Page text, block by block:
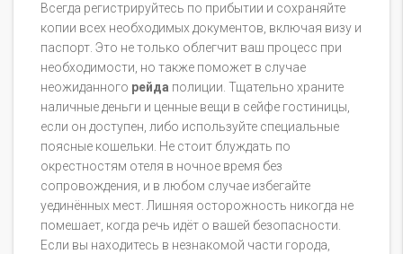
Всегда регистрируйтесь по прибытии и сохраняйте
копии всех необходимых документов, включая визу и
паспорт. Это не только облегчит ваш процесс при
необходимости, но также поможет в случае
неожиданного рейда полиции. Тщательно храните
наличные деньги и ценные вещи в сейфе гостиницы,
если он доступен, либо используйте специальные
поясные кошельки. Не стоит блуждать по
окрестностям отеля в ночное время без
сопровождения, и в любом случае избегайте
уединённых мест. Лишняя осторожность никогда не
помешает, когда речь идёт о вашей безопасности.
Если вы находитесь в незнакомой части города,